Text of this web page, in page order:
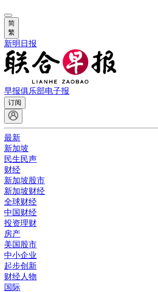
简
繁
新明日报
早报俱乐部电子报
订阅
最新
新加坡
民生民声
财经
新加坡股市
新加坡财经
全球财经
中国财经
投资理财
房产
美国股市
中小企业
起步创新
财经人物
国际